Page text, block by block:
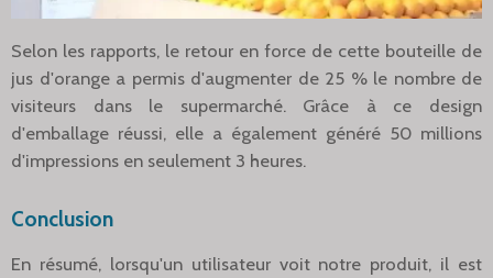
Selon les rapports, le retour en force de cette bouteille de
jus d'orange a permis d'augmenter de 25 % le nombre de
visiteurs dans le supermarché. Grâce à ce design
d'emballage réussi, elle a également généré 50 millions
d'impressions en seulement 3 heures.
Conclusion
En résumé, lorsqu'un utilisateur voit notre produit, il est